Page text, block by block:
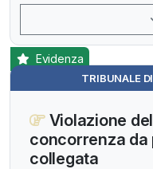
TRIBUNALE
Evidenza
Violazione
concorrenza
collegata